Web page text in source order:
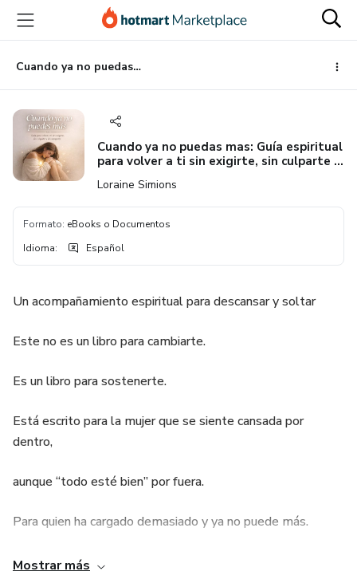
principal
página
de
página
Cuando ya no puedas mas: Guía espiritual para volver a ti sin exigirte, sin culparte y sin romperte
Cuando ya no puedas mas: Guía espiritual
para volver a ti sin exigirte, sin culparte y
Loraine Simions
Formato: eBooks o Documentos
Idioma: Español
Un acompañamiento espiritual para descansar y soltar
Este no es un libro para cambiarte.
Es un libro para sostenerte.
Está escrito para la mujer que se siente cansada por
dentro,
aunque “todo esté bien” por fuera.
Para quien ha cargado demasiado y ya no puede más.
Aquí no encontrarás exigencias ni fórmulas espirituales.
Mostrar más